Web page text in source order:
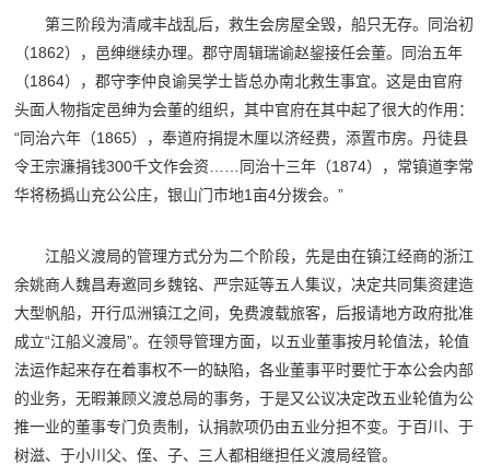
第三阶段为清咸丰战乱后，救生会房屋全毁，船只无存。同治初
（1862），邑绅继续办理。郡守周辑瑞谕赵鋆接任会董。同治五年
（1864），郡守李仲良谕吴学士皆总办南北救生事宜。这是由官府
头面人物指定邑绅为会董的组织，其中官府在其中起了很大的作用：
“同治六年（1865），奉道府捐提木厘以济经费，添置市房。丹徒县
令王宗濂捐钱300千文作会资……同治十三年（1874），常镇道李常
华将杨撝山充公公庄，银山门市地1亩4分拨会。”
江船义渡局的管理方式分为二个阶段，先是由在镇江经商的浙江
余姚商人魏昌寿邀同乡魏铭、严宗延等五人集议，决定共同集资建造
大型帆船，开行瓜洲镇江之间，免费渡载旅客，后报请地方政府批准
成立“江船义渡局”。在领导管理方面，以五业董事按月轮值法，轮值
法运作起来存在着事权不一的缺陷，各业董事平时要忙于本公会内部
的业务，无暇兼顾义渡总局的事务，于是又公议决定改五业轮值为公
推一业的董事专门负责制，认捐款项仍由五业分担不变。于百川、于
树滋、于小川父、侄、子、三人都相继担任义渡局经管。